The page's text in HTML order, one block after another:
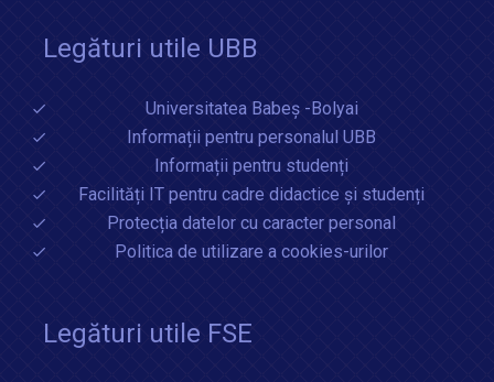
Legături utile UBB
Universitatea Babeș -Bolyai
Informații pentru personalul UBB
Informații pentru studenți
Facilități IT pentru cadre didactice și studenți
Protecția datelor cu caracter personal
Politica de utilizare a cookies-urilor
Legături utile FSE